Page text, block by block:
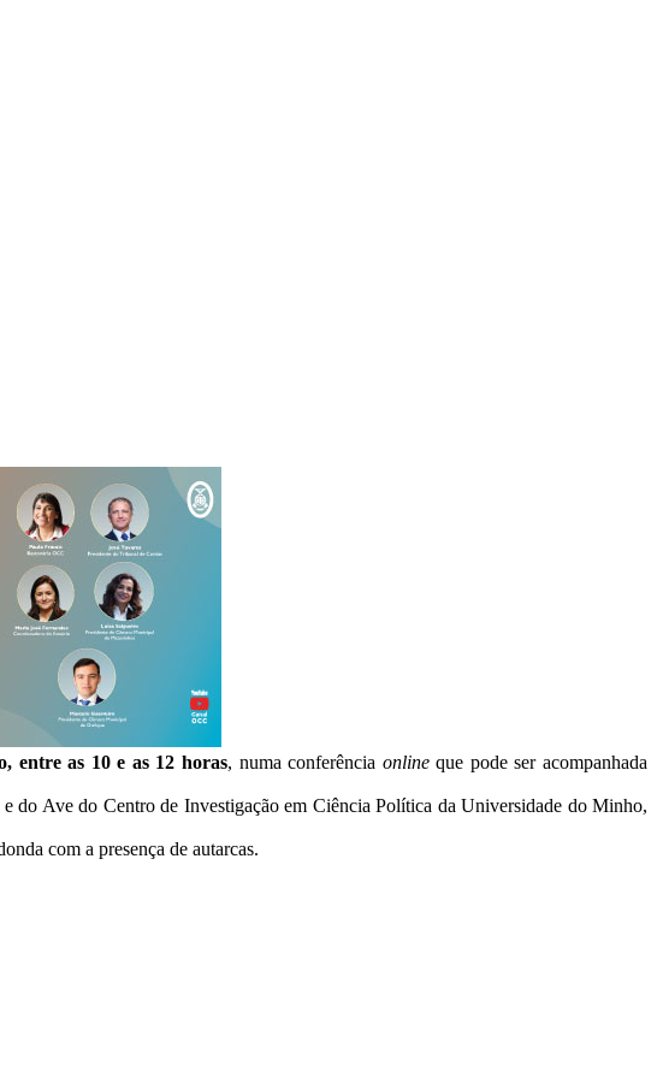
entre as 10 e as 12 horas, numa conferência onlineque pode ser acompanhada
do Ave do Centro de Investigação em Ciência Política da Universidade do Minho,
com a presença de autarcas.